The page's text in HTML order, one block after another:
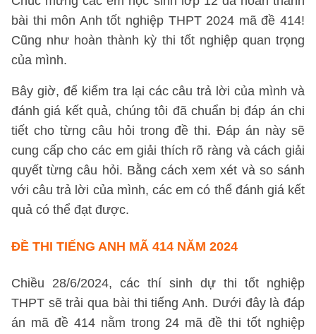
bài thi môn Anh tốt nghiệp THPT 2024 mã đề 414!
Cũng như hoàn thành kỳ thi tốt nghiệp quan trọng
của mình.
Bây giờ, để kiểm tra lại các câu trả lời của mình và
đánh giá kết quả, chúng tôi đã chuẩn bị đáp án chi
tiết cho từng câu hỏi trong đề thi. Đáp án này sẽ
cung cấp cho các em giải thích rõ ràng và cách giải
quyết từng câu hỏi. Bằng cách xem xét và so sánh
với câu trả lời của mình, các em có thể đánh giá kết
quả có thể đạt được.
ĐỀ THI TIẾNG ANH MÃ 414 NĂM 2024
Chiều 28/6/2024, các thí sinh dự thi tốt nghiệp
THPT sẽ trải qua bài thi tiếng Anh. Dưới đây là đáp
án mã đề 414 nằm trong 24 mã đề thi tốt nghiệp